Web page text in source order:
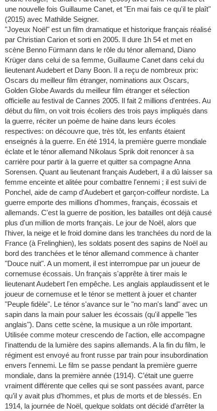
une nouvelle fois Guillaume Canet, et "En mai fais ce qu'il te plaît"
(2015) avec Mathilde Seigner.
"Joyeux Noël" est un film dramatique et historique français réalisé
par Christian Carion et sorti en 2005. Il dure 1h 54 et met en
scène Benno Fürmann dans le rôle du ténor allemand, Diano
Krüger dans celui de sa femme, Guillaume Canet dans celui du
lieutenant Audebert et Dany Boon. Il a reçu de nombreux prix:
Oscars du meilleur film étranger, nominations aux Oscars,
Golden Globe Awards du meilleur film étranger et sélection
officielle au festival de Cannes 2005. Il fait 2 millions d'entrées. Au
début du film, on voit trois écoliers des trois pays impliqués dans
la guerre, réciter un poème de haine dans leurs écoles
respectives: on découvre que, très tôt, les enfants étaient
enseignés à la guerre. En été 1914, la première guerre mondiale
éclate et le ténor allemand Nikolaus Sprik doit renoncer à sa
carrière pour partir à la guerre et quitter sa compagne Anna
Sorensen. Quant au lieutenant français Audebert, il a dû laisser sa
femme enceinte et alitée pour combattre l'ennemi ; il est suivi de
Ponchel, aide de camp d'Audebert et garçon-coiffeur nordiste. La
guerre emporte des millions d'hommes, français, écossais et
allemands. C'est la guerre de position, les batailles ont déjà causé
plus d'un million de morts français. Le jour de Noël, alors que
l'hiver, la neige et le froid domine dans les tranchées du nord de la
France (à Frelinghien), les soldats posent des sapins de Noël au
bord des tranchées et le ténor allemand commence à chanter
"Douce nuit". A un moment, il est interrompue par un joueur de
cornemuse écossais. Un français s'apprête à tirer mais le
lieutenant Audebert l'en empêche. Les anglais applaudissent et le
joueur de cornemuse et le ténor se mettent à jouer et chanter
"Peuple fidèle". Le ténor s'avance sur le "no man's land" avec un
sapin dans la main pour saluer les écossais (qu'il appelle "les
anglais"). Dans cette scène, la musique a un rôle important.
Utilisée comme moteur crescendo de l'action, elle accompagne
l'inattendu de la lumière des sapins allemands. A la fin du film, le
régiment est envoyé au front russe par train pour insubordination
envers l'ennemi. Le film se passe pendant la première guerre
mondiale, dans la première année (1914). C’était une guerre
vraiment différente que celles qui se sont passées avant, parce
qu’il y avait plus d’hommes, et plus de morts et de blessés. En
1914, la journée de Noël, quelque soldats ont décidé d’arrêter la